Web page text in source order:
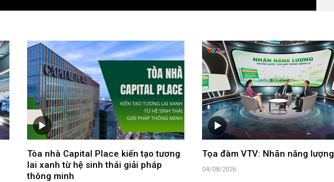
Tòa nhà Capital Place kiến tạo tương
lai xanh từ hệ sinh thái giải pháp
thông minh
Tọa đàm VTV: Nhãn năng lượng
04/08/2026